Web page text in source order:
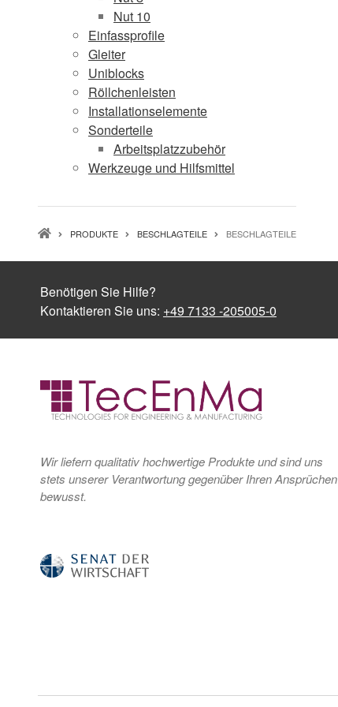
Nut 10
Einfassprofile
Gleiter
Uniblocks
Röllchenleisten
Installationselemente
Sonderteile
Arbeitsplatzzubehör
Werkzeuge und Hilfsmittel
PFADNAVIGATION
PRODUKTE BESCHLAGTEILE BESCHLAGTEILE
Benötigen Sie Hilfe?
Kontaktieren Sie uns: +49 7133 -205005-0
Wir liefern qualitativ hochwertige Produkte und sind uns
stets unserer Verantwortung gegenüber Ihren Ansprüchen
bewusst.